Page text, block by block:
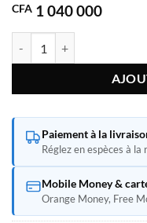
CFA 1 040 000
Paiement à la
Réglez en espèces à la
Mobile Money &
Orange Money, Free